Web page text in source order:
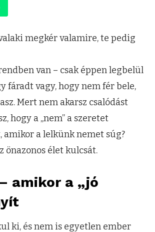
megkér valamire, te pedig
van – csak éppen legbelül
fáradt vagy, hogy nem fér bele,
Mert nem akarsz csalódást
hogy a „nem” a szeretet
amikor a lelkünk nemet súg?
önazonos élet kulcsát.
amikor a „jó
ki, és nem is egyetlen ember